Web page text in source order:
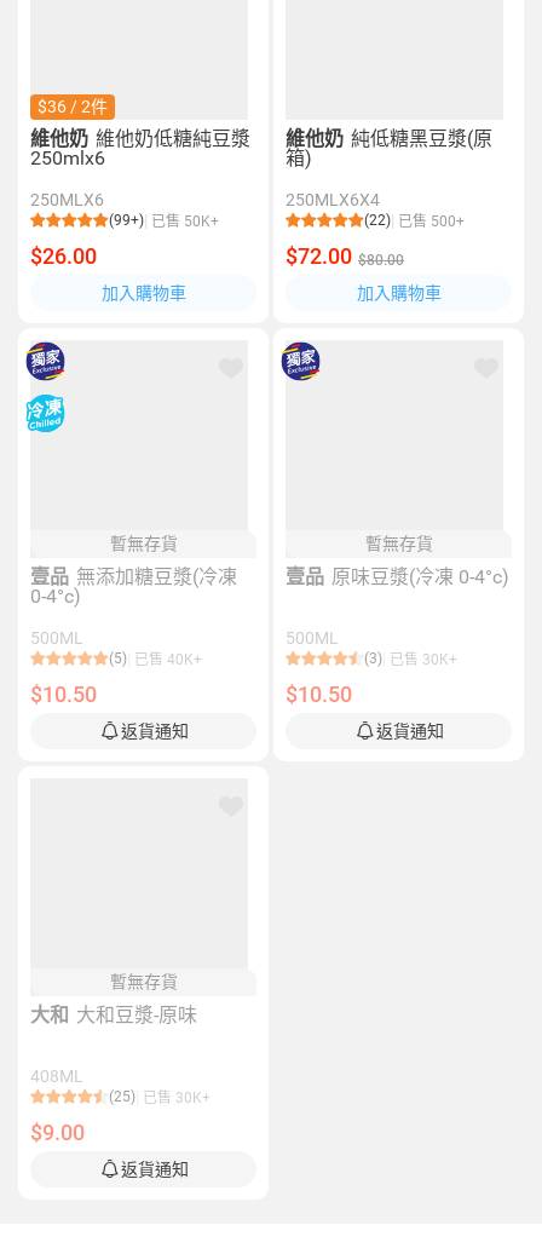
$36 / 2件
維他奶 維他奶低糖純豆漿
250mlx6
250MLX6
(99+) 已售 50K+
$26.00
加入購物車
維他奶 純低糖黑豆漿(原
箱)
250MLX6X4
(22) 已售 500+
$72.00 $80.00
加入購物車
暫無存貨
壹品 無添加糖豆漿(冷凍
0-4°c)
500ML
(5) 已售 40K+
$10.50
返貨通知
暫無存貨
壹品 原味豆漿(冷凍 0-4°c)
500ML
(3) 已售 30K+
$10.50
返貨通知
暫無存貨
大和 大和豆漿-原味
408ML
(25) 已售 30K+
$9.00
返貨通知